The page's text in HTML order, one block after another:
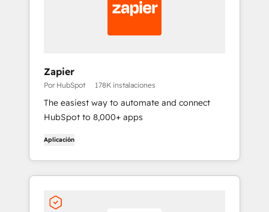
Zapier
Por HubSpot 178K instalaciones
The easiest way to automate and connect
HubSpot to 8,000+ apps
Aplicación